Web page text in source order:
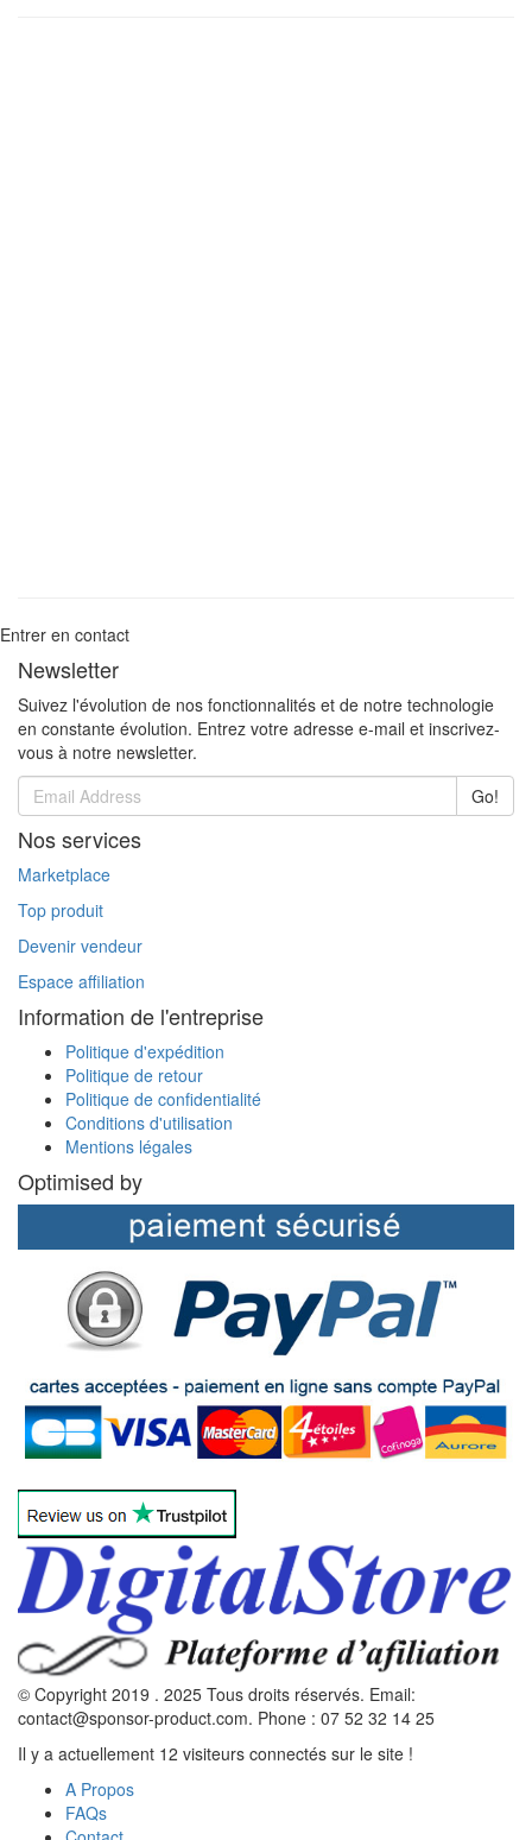
Entrer en contact
Newsletter
Suivez l'évolution de nos fonctionnalités et de notre technologie
en constante évolution. Entrez votre adresse e-mail et inscrivez-
vous à notre newsletter.
Go!
Nos services
Marketplace
Top produit
Devenir vendeur
Espace affiliation
Information de l'entreprise
Politique d'expédition
Politique de retour
Politique de confidentialité
Conditions d'utilisation
Mentions légales
Optimised by
© Copyright 2019 . 2025 Tous droits réservés. Email:
contact@sponsor-product.com. Phone : 07 52 32 14 25
Il y a actuellement 12 visiteurs connectés sur le site !
A Propos
FAQs